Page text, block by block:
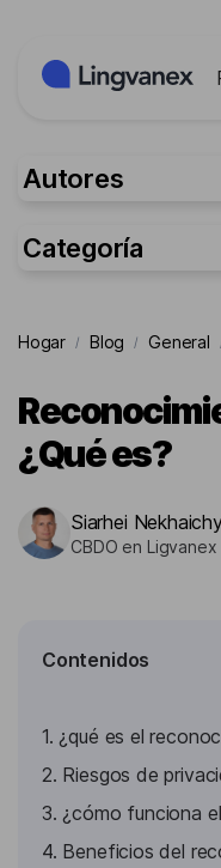
Autores
Categoría
Investigación
Para empresas
Para la gente
Casos
Hogar / Blog / General
¿Qué es?
Siarhei
CBDO en Ligvanex
Contenidos
1. ¿qué es el
2. Riesgos de
3. ¿cómo funciona
4. Beneficios del